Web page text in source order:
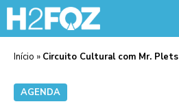
Início » Circuito Cultural com Mr. Plets
AGENDA